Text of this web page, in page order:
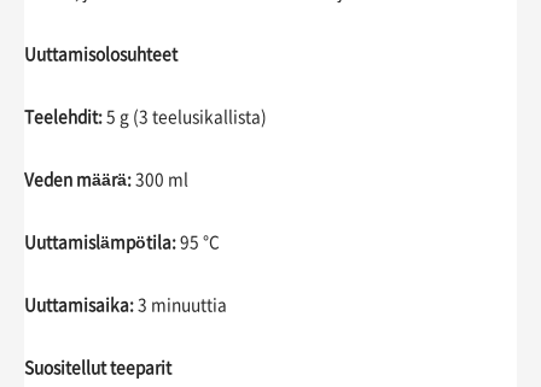
Uuttamisolosuhteet
Teelehdit: 5 g (3 teelusikallista)
Veden määrä: 300 ml
Uuttamislämpötila: 95 °C
Uuttamisaika: 3 minuuttia
Suositellut teeparit